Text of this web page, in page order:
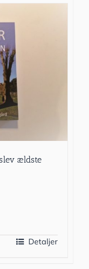
ældste
Detaljer